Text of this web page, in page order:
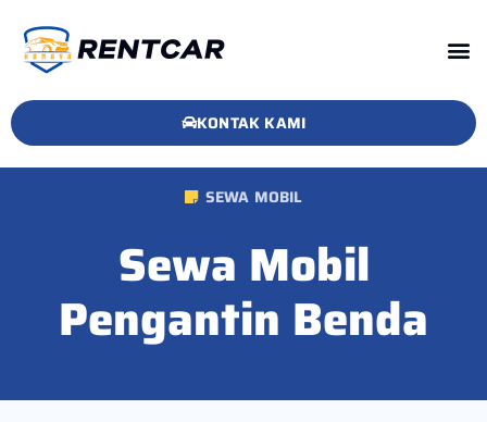
KONTAK KAMI
SEWA MOBIL
Sewa Mobil
Pengantin Benda